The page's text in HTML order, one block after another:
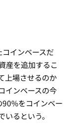
インベースだ
産を追加するこ
上場させるのか
インベースの今
をコインベー
るという。